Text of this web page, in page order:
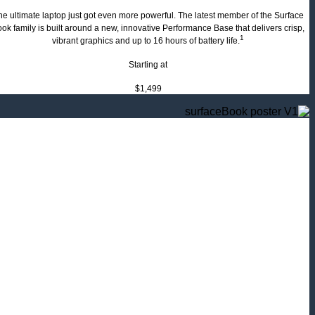
ultimate laptop just got even more powerful. The latest member of the Surface
family is built around a new, innovative Performance Base that delivers crisp,
vibrant graphics and up to 16 hours of battery life.1
Starting at
$1,499